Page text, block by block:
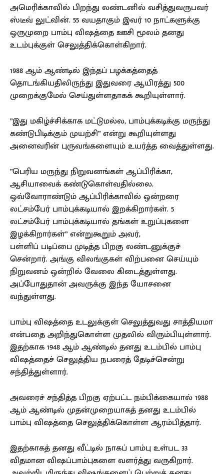
அமெரிக்காவில் பிறந்து லண்டனில் வசித்துவருபவர்
ஸ்டீவ் லுட்வின். 55 வயதாகும் இவர் 10 நாட்களுக்கு
ஒருமுறை பாம்பு விஷத்தை ஊசி மூலம் தனது
உடம்புக்குள் செலுத்திக்கொள்கிறார்.
1988 ஆம் ஆண்டில் இந்தப் பழக்கத்தைத்
தொடங்கியதிலிருந்து இதுவரை ஆயிரத்து 500
முறைக்குமேல் செய்துள்ளதாகக் கூறியுள்ளார்.
”இது மகிழ்ச்சிக்காக மட்டுமல்ல, பாம்புக்கடிக்கு மருந்து
கண்டுபிடிக்கும் முயற்சி” என்று கூறியுள்ளது
அனைவரின் புருவங்களையும் உயர்த்த வைத்துள்ளது.
”பெரிய மருந்து நிறுவனங்கள் ஆப்பிரிக்கா,
ஆசியாவைக் கண்டுகொள்வதில்லை.
ஒவ்வோராண்டும் ஆப்பிரிக்காவில் ஒன்றரை
லட்சம்பேர் பாம்புக்கடியால் இறக்கிறார்கள். 5
லட்சம்பேர் பாம்புக்கடியால் தங்கள் உறுப்புகளை
இழக்கிறார்கள்” என்றுகூறும் அவர்,
பள்ளிப் படிப்பை முடித்த பிறகு லண்டனுக்குச்
சென்றார். அங்கு விலங்குகள் விற்பனை செய்யும்
நிறுவனம் ஒன்றில் வேலை கிடைத்துள்ளது.
அப்போதுதான் அவருக்கு இந்த யோசனை
வந்துள்ளது.
பாம்பு விஷத்தை உடலுக்குள் செலுத்துவது சாத்தியமா
என்பதை அறிந்துகொள்ள முதலில் விரும்பியுள்ளார்.
இதற்காக 1948 ஆம் ஆண்டில் தனது உடம்பில் பாம்பு
விஷத்தைச் செலுத்திய நபரைத் தேடிச்சென்று
சந்தித்துள்ளார்.
அவரைச் சந்தித்த பிறகு ஏற்பட்ட நம்பிக்கையால் 1988
ஆம் ஆண்டில் முதன்முறையாகத் தனது உடம்பில்
பாம்பு விஷத்தை செலுத்திக்கொள்ள ஆரம்பித்தார்.
இதற்காகத் தனது வீட்டில் நாகப் பாம்பு உள்பட 33
விதமான விஷப்பாம்புகளை வளர்த்து வருகிறார்.